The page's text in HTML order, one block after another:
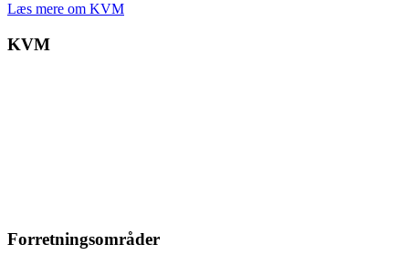
Læs mere om KVM
KVM
Forretningsområder